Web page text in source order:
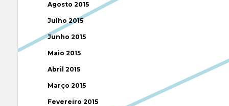
Agosto 2015
Julho 2015
Junho 2015
Maio 2015
Abril 2015
Março 2015
Fevereiro 2015